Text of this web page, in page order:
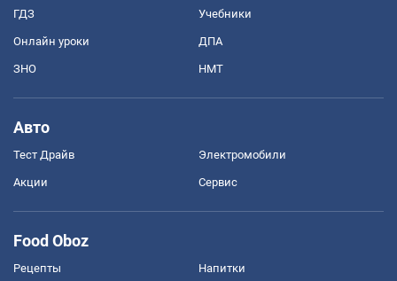
ГДЗ Учебники
Онлайн уроки ДПА
ЗНО НМТ
Авто
Тест Драйв Электромобили
Акции Сервис
Food Oboz
Рецепты Напитки